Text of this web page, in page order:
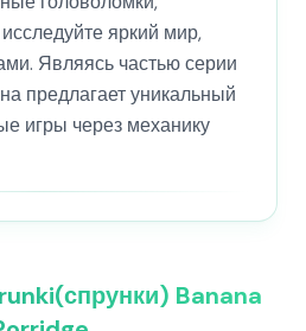
яркий мир,
Являясь частью серии
предлагает уникальный
игры через механику
Banana